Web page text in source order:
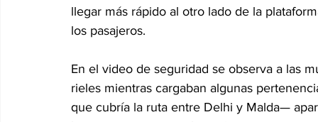
llegar más rápido al otro lado de la
los pasajeros.
En el video de seguridad se observa a las
rieles mientras cargaban algunas
que cubría la ruta entre Delhi y Malda—